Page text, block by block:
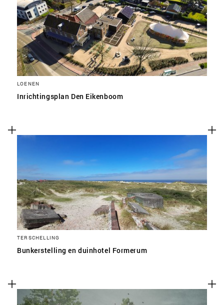
LOENEN
Inrichtingsplan Den Eikenboom
TERSCHELLING
Bunkerstelling en duinhotel Formerum